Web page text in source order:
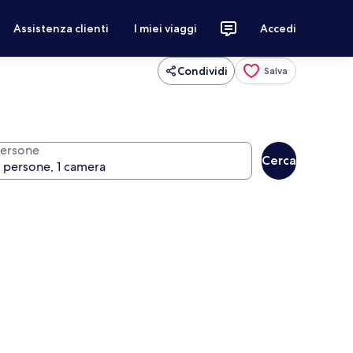
Assistenza clienti I miei viaggi Accedi
Condividi Salva
Cerca